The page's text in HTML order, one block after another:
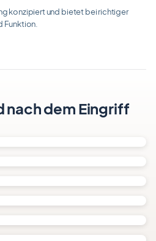
konzipiert und bietet bei richtiger
Funktion.
nach dem Eingriff